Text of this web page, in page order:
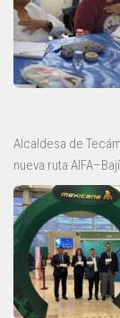
Alcaldesa de
nueva ruta